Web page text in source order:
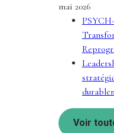
mai 2026
Voir